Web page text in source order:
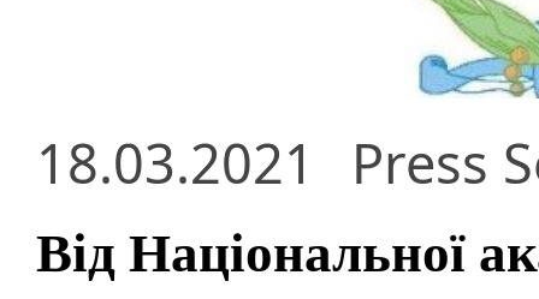
18.03.2021 Press
Від Національної